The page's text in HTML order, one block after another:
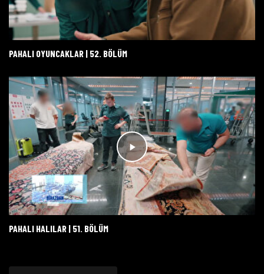
PAHALI OYUNCAKLAR | 52. BÖLÜM
PAHALI HALILAR | 51. BÖLÜM